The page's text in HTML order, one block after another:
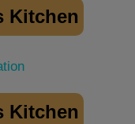
Kitchen
Kitchen